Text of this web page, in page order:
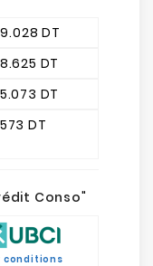
DT
DT
DT
DT
Conso"
conditions